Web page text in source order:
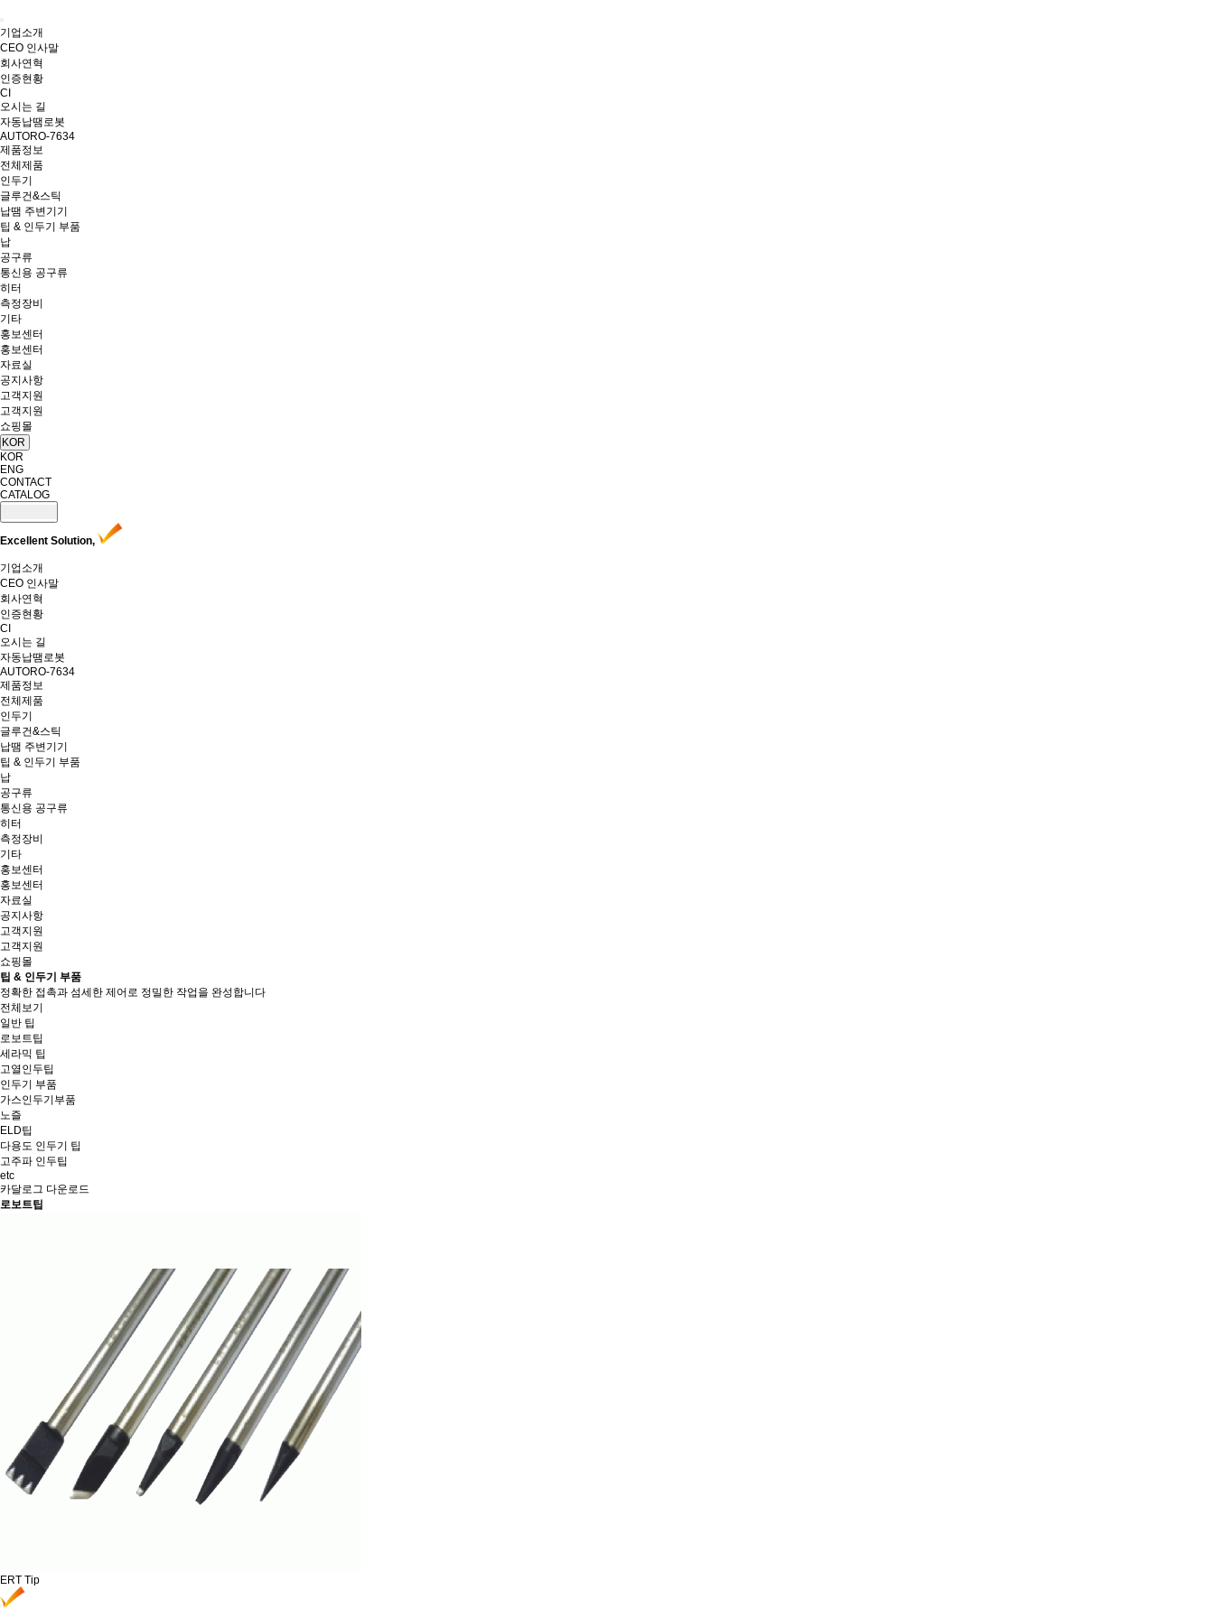
기업소개
CEO 인사말
회사연혁
인증현황
CI
오시는 길
자동납땜로봇
AUTORO-7634
제품정보
전체제품
인두기
글루건&스틱
납땜 주변기기
팁 & 인두기 부품
납
공구류
통신용 공구류
히터
측정장비
기타
홍보센터
홍보센터
자료실
공지사항
고객지원
고객지원
쇼핑몰
KOR
KOR
ENG
CONTACT
CATALOG
Excellent Solution,
기업소개
CEO 인사말
회사연혁
인증현황
CI
오시는 길
자동납땜로봇
AUTORO-7634
제품정보
전체제품
인두기
글루건&스틱
납땜 주변기기
팁 & 인두기 부품
납
공구류
통신용 공구류
히터
측정장비
기타
홍보센터
홍보센터
자료실
공지사항
고객지원
고객지원
쇼핑몰
팁 & 인두기 부품
정확한 접촉과 섬세한 제어로 정밀한 작업을 완성합니다
전체보기
일반 팁
로보트팁
세라믹 팁
고열인두팁
인두기 부품
가스인두기부품
노즐
ELD팁
다용도 인두기 팁
고주파 인두팁
etc
카달로그 다운로드
로보트팁
ERT Tip